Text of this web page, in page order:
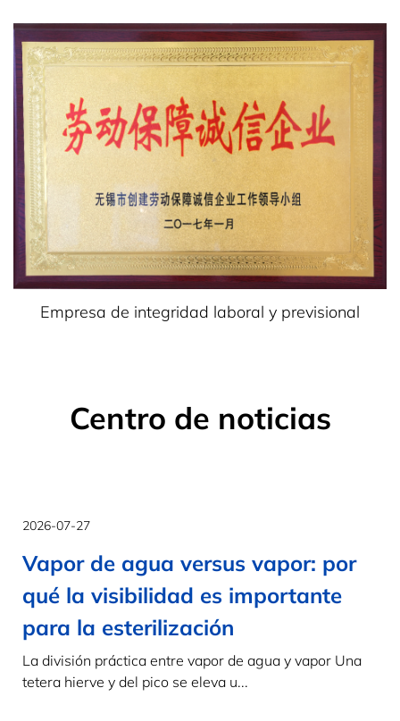
Empresa de integridad laboral y previsional
Centro de noticias
2026-07-27
Vapor de agua versus vapor: por
qué la visibilidad es importante
para la esterilización
La división práctica entre vapor de agua y vapor Una
tetera hierve y del pico se eleva u...